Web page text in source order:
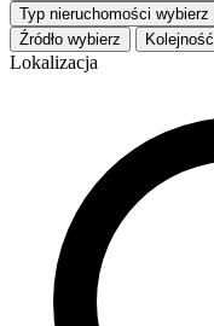
Typ nieruchomości wybierz
Źródło wybierz Kolejność
Lokalizacja